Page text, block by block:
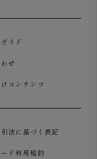
イド
せ
コンテンツ
法に基づく表記
ド利用規約